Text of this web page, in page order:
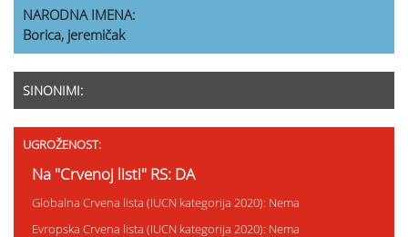
NARODNA IMENA:
Borica, jeremičak
SINONIMI:
UGROŽENOST:
Na "Crvenoj listi" RS: DA
Globalna Crvena lista (IUCN kategorija 2020): Nema
Evropska Crvena lista (IUCN kategorija 2020): Nema